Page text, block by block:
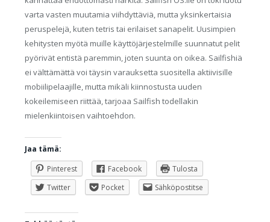
varta vasten muutamia viihdyttäviä, mutta yksinkertaisia
peruspelejä, kuten tetris tai erilaiset sanapelit. Uusimpien
kehitysten myötä muille käyttöjärjestelmille suunnatut pelit
pyörivät entistä paremmin, joten suunta on oikea. Sailfishiä
ei välttämättä voi täysin varauksetta suositella aktiivisille
mobiilipelaajille, mutta mikäli kiinnostusta uuden
kokeilemiseen riittää, tarjoaa Sailfish todellakin
mielenkiintoisen vaihtoehdon.
Jaa tämä:
Pinterest
Facebook
Tulosta
Twitter
Pocket Sähköpostitse